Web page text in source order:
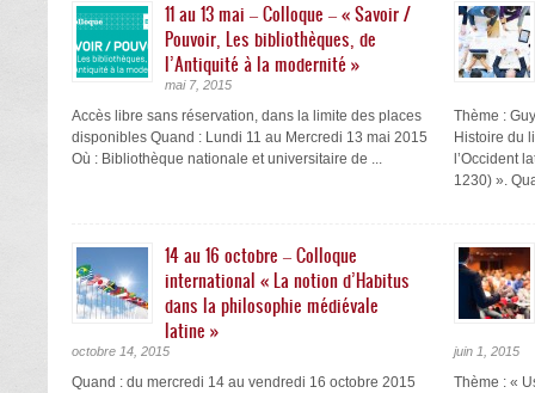
11 au 13 mai – Colloque – « Savoir /
Pouvoir, Les bibliothèques, de
l’Antiquité à la modernité »
mai 7, 2015
Accès libre sans réservation, dans la limite des places
disponibles Quand : Lundi 11 au Mercredi 13 mai 2015
Où : Bibliothèque nationale et universitaire de ...
Thème :
Histoire du
l’Occident
1230) ».
14 au 16 octobre – Colloque
international « La notion d’Habitus
dans la philosophie médiévale
latine »
octobre 14, 2015
Quand : du mercredi 14 au vendredi 16 octobre 2015
juin 1, 2015
Thème : «